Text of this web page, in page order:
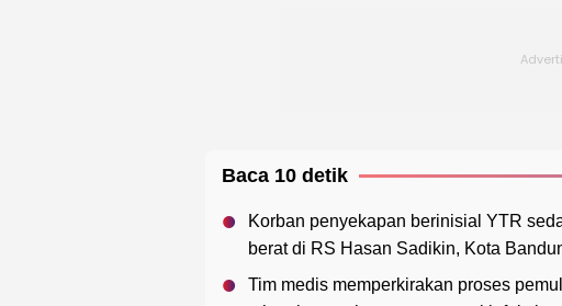
Baca 10 detik
Korban penyekapan berinisial YTR
berat di RS Hasan Sadikin, Kota
Tim medis memperkirakan proses